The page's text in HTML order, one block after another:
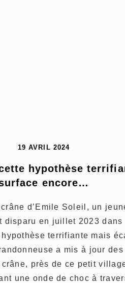
19 AVRIL 2024
hypothèse
encore…
d’Emile Soleil, un
disparu en juillet 2023 dans
terrifiante mais
a mis à jour des
près de ce petit
une onde de choc à